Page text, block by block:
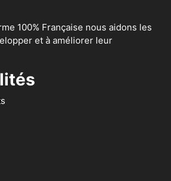
100% Française nous aidons les
et à améliorer leur